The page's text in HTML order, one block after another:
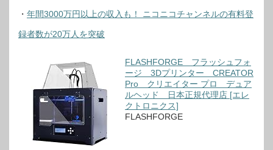
・ 年間3000万円以上の収入も！ ニコニコチャンネルの有料登
録者数が20万人を突破
FLASHFORGE フラッシュフォ
ージ 3Dプリンター CREATOR
Pro クリエイター プロ デュア
ルヘッド 日本正規代理店 [エレ
クトロニクス]
FLASHFORGE